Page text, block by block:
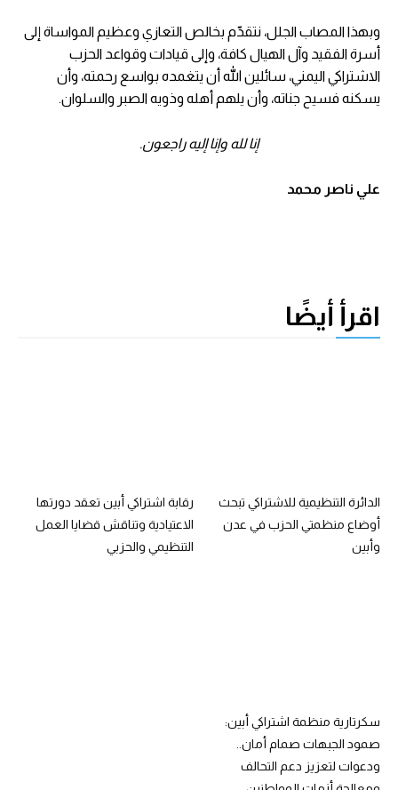
وبهذا المصاب الجلل، نتقدّم بخالص التعازي وعظيم المواساة إلى
أسرة الفقيد وآل الهيال كافة، وإلى قيادات وقواعد الحزب
الاشتراكي اليمني، سائلين الله أن يتغمده بواسع رحمته، وأن
يسكنه فسيح جناته، وأن يلهم أهله وذويه الصبر والسلوان.
إنا لله وإنا إليه راجعون.
علي ناصر محمد
اقرأ أيضًا
الدائرة التنظيمية للاشتراكي تبحث
أوضاع منظمتي الحزب في عدن
وأبين
رقابة اشتراكي أبين تعقد دورتها
الاعتيادية وتناقش قضايا العمل
التنظيمي والحزبي
سكرتارية منظمة اشتراكي أبين:
صمود الجبهات صمام أمان..
ودعوات لتعزيز دعم التحالف